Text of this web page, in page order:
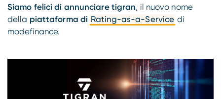
Siamo felici di annunciare tigran, il nuovo nome
della piattaforma di Rating-as-a-Service di
modefinance.